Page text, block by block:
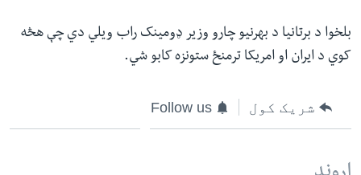
بلخوا د برتانیا د بهرنیو چارو وزیر ډومینک راب ویلي دي چې هڅه
کوي د ایران او امریکا ترمنځ ستونزه کابو شي.
شریک کول Follow us